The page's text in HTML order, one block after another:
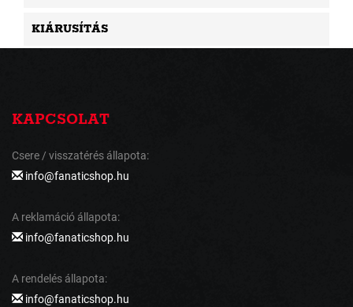
KIÁRUSÍTÁS
KAPCSOLAT
Csere / visszatérés állapota:
info@fanaticshop.hu
A reklamáció állapota:
info@fanaticshop.hu
A rendelés állapota:
info@fanaticshop.hu